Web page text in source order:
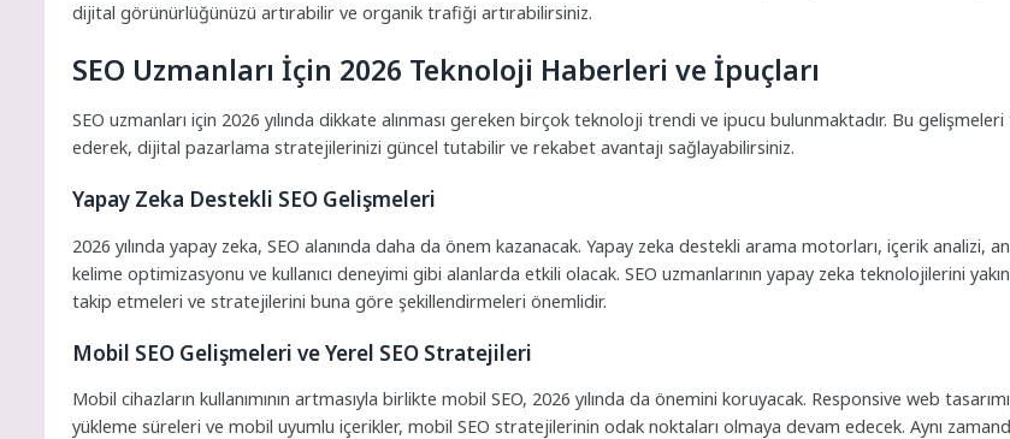
dijital görünürlüğünüzü artırabilir ve organik trafiği artırabilirsiniz.
SEO Uzmanları İçin 2026 Teknoloji Haberleri ve İpuçları
SEO uzmanları için 2026 yılında dikkate alınması gereken birçok teknoloji trendi ve ipucu bulunmaktadır. Bu
ederek, dijital pazarlama stratejilerinizi güncel tutabilir ve rekabet avantajı sağlayabilirsiniz.
Yapay Zeka Destekli SEO Gelişmeleri
2026 yılında yapay zeka, SEO alanında daha da önem kazanacak. Yapay zeka destekli arama motorları, içerik analizi,
kelime optimizasyonu ve kullanıcı deneyimi gibi alanlarda etkili olacak. SEO uzmanlarının yapay zeka teknolojilerini
takip etmeleri ve stratejilerini buna göre şekillendirmeleri önemlidir.
Mobil SEO Gelişmeleri ve Yerel SEO Stratejileri
Mobil cihazların kullanımının artmasıyla birlikte mobil SEO, 2026 yılında da önemini koruyacak. Responsive web tasarımı,
yükleme süreleri ve mobil uyumlu içerikler, mobil SEO stratejilerinin odak noktaları olmaya devam edecek. Aynı